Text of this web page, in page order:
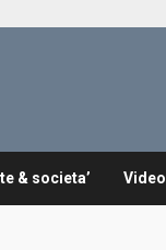
& societa’ Video